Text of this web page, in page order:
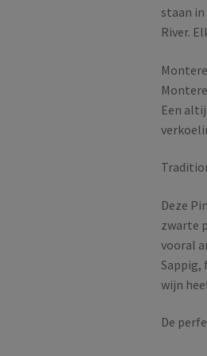
staan in
River.
Een
Deze
zwarte
vooral
Sappig,
wijn
De